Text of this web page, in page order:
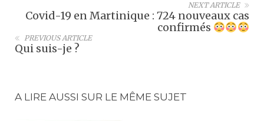
NEXT ARTICLE
Covid-19 en Martinique : 724 nouveaux cas
confirmés
PREVIOUS ARTICLE
Qui suis-je ?
A LIRE AUSSI SUR LE MÊME SUJET